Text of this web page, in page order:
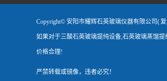
Copyright© 安阳市耀辉石英玻璃仪器有限公司(
如果对于三酸石英玻璃提纯设备,石英玻璃蒸馏
价格合理!
严禁转载或镜像，违者必究！